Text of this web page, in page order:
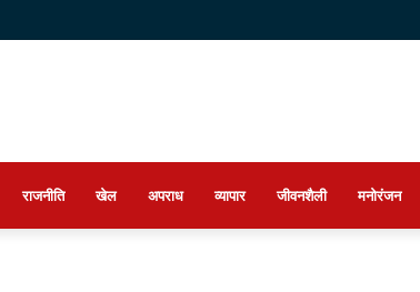
राजनीति खेल अपराध व्यापार जीवनशैली मनोरंजन